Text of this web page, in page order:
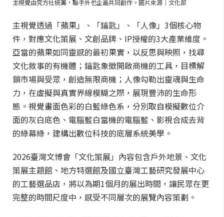
主視覺由究方社統籌，聯手外也企画共同創作。圖片來源｜文化部
主視覺透過「蘋果」、「鑰匙」、「人像」3個核心物
件，對應文化策展、文創品牌、IP授權的3大產業維度。
亞當的蘋果如同靈感的最初果實，以反思與映照，找尋
文化敘事的有機體；鑰匙象徵開啟商機的工具，目標解
鎖市場與受眾，創造無限商機；人像勾勒出靈魂與生命
力，在虛擬與真實界線模糊之際，展現豐沛的生命形
態。視覺畫面色彩的白藍綠色系，分別取自模擬數位介
面的灰白底色、電腦藍白當機的電腦藍、影視合成去背
的綠幕綠，建構出數位科技的底層系統美學。
2026臺灣文博會「文化策展」內容包含戶外地景、文化
策展主題館、地方特選館及國立臺灣工藝研究發展中心
的工藝選品店，將以為期1個月的展出時間，讓民眾在更
完整的時間尺度中，感受不同層次的展覽內容策劃。